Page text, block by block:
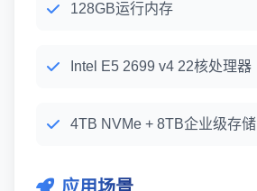
128GB运行内存
Intel E5 2699 v4 22核处理器
4TB NVMe + 8TB企业级存储